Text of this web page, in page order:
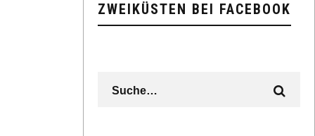
ZWEIKÜSTEN BEI FACEBOOK